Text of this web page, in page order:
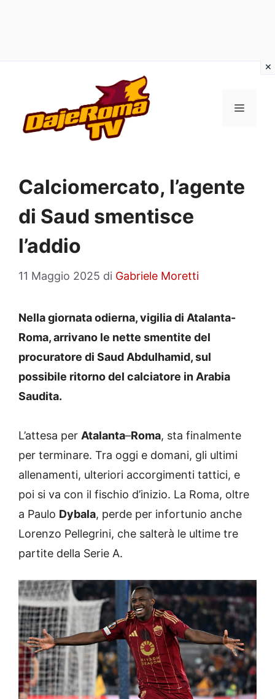
contenuto
MENU
Calciomercato, l’agente
di Saud smentisce
l’addio
11 Maggio 2025 di Gabriele Moretti
Nella giornata odierna, vigilia di Atalanta-
Roma, arrivano le nette smentite del
procuratore di Saud Abdulhamid, sul
possibile ritorno del calciatore in Arabia
Saudita.
L’attesa per Atalanta–Roma, sta finalmente
per terminare. Tra oggi e domani, gli ultimi
allenamenti, ulteriori accorgimenti tattici, e
poi si va con il fischio d’inizio. La Roma, oltre
a Paulo Dybala, perde per infortunio anche
Lorenzo Pellegrini, che salterà le ultime tre
partite della Serie A.